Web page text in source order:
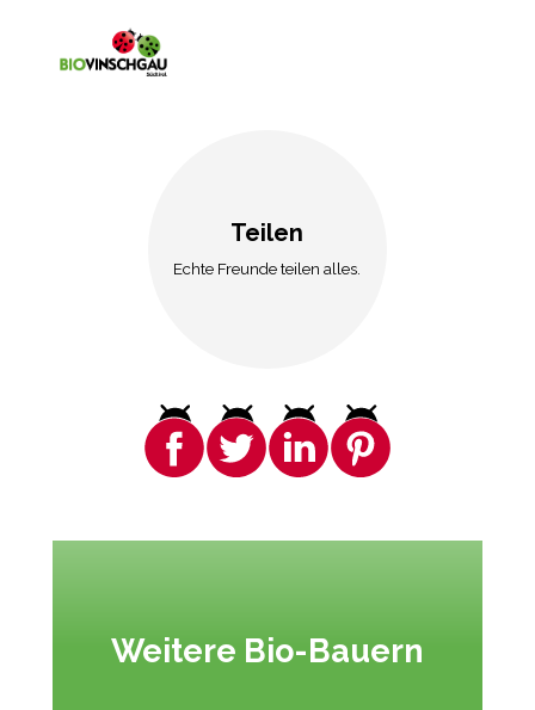
Teilen
Echte Freunde teilen alles.
Weitere Bio-Bauern